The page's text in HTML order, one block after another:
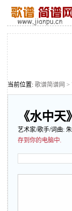
当前位置: 歌谱简谱网 >
《水中
艺术家/歌手/词曲:
存到你的电脑中.